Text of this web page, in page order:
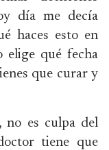
día me decía
haces esto en
elige qué fecha
que curar y
no es culpa del
tiene que